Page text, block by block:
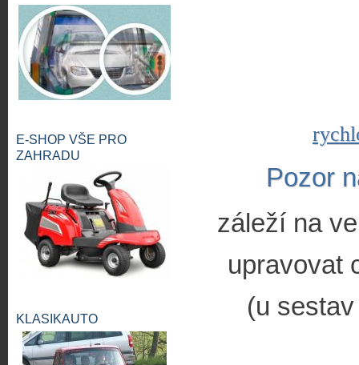
Pozor
záleží na
upravovat
(u
E-SHOP VŠE PRO
ZAHRADU
KLASIKAUTO